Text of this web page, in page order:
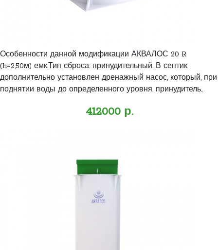
Особенности данной модификации АКВАЛОС 20 R
(h=2,50м) емк:Тип сброса: принудительный. В септик
дополнительно установлен дренажный насос, который, при
поднятии воды до определенного уровня, принудитель..
412000 р.